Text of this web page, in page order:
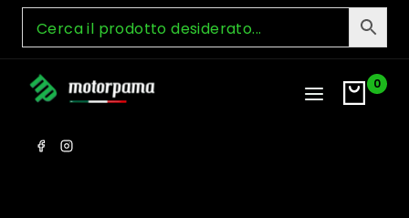
Skip
content
0